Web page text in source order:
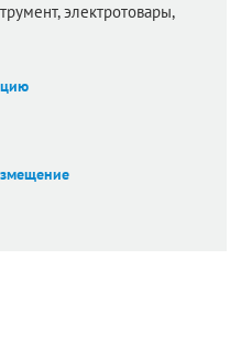
электротовары,